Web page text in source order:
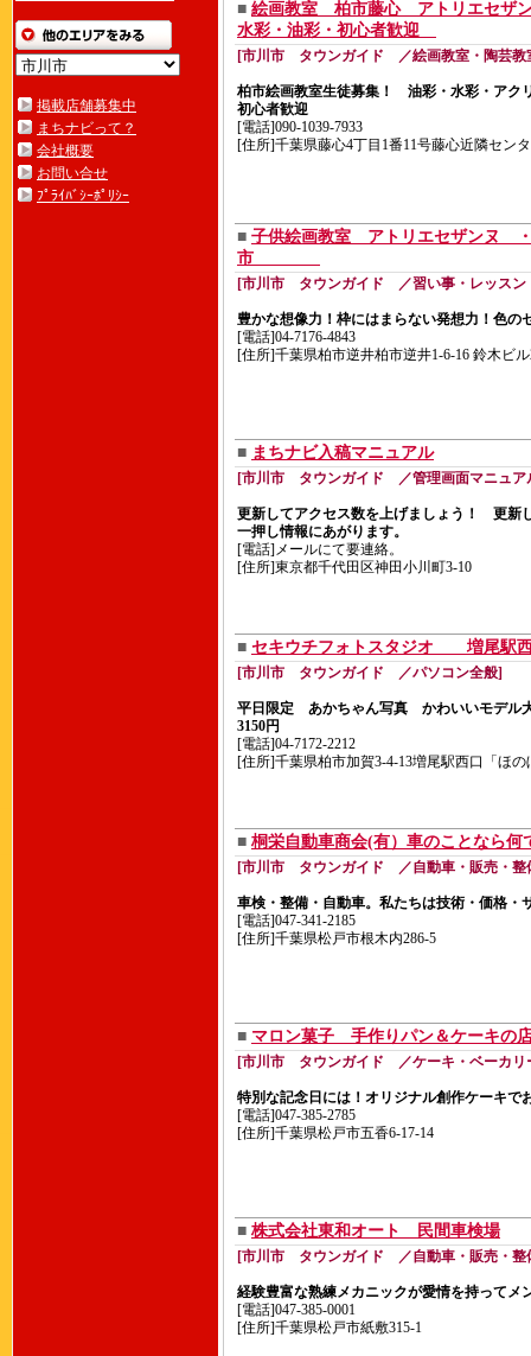
掲載店舗募集中
まちナビって？
会社概要
お問い合せ
ﾌﾟﾗｲﾊﾞｼｰﾎﾟﾘｼｰ
■ 絵画教室 柏市藤心 アトリエセ
水彩・油彩・初心者歓迎
[市川市 タウンガイド ／絵画教室・陶芸教
柏市絵画教室生徒募集！ 油彩・水彩・アク
初心者歓迎
[電話]090-1039-7933
[住所]千葉県藤心4丁目1番11号藤心近隣セン
■ 子供絵画教室 アトリエセザンヌ
市
[市川市 タウンガイド ／習い事・レッスン
豊かな想像力！枠にはまらない発想力！色の
[電話]04-7176-4843
[住所]千葉県柏市逆井柏市逆井1-6-16 鈴木ビ
■ まちナビ入稿マニュアル
[市川市 タウンガイド ／管理画面マニュア
更新してアクセス数を上げましょう！ 更新
一押し情報にあがります。
[電話]メールにて要連絡。
[住所]東京都千代田区神田小川町3-10
■ セキウチフォトスタジオ 増尾駅西
[市川市 タウンガイド ／パソコン全般]
平日限定 あかちゃん写真 かわいいモデル
3150円
[電話]04-7172-2212
[住所]千葉県柏市加賀3-4-13増尾駅西口「ほ
■ 桐栄自動車商会(有）車のことなら何
[市川市 タウンガイド ／自動車・販売・整
車検・整備・自動車。私たちは技術・価格・
[電話]047-341-2185
[住所]千葉県松戸市根木内286-5
■ マロン菓子 手作りパン＆ケ
[市川市 タウンガイド ／ケーキ・ベーカリ
特別な記念日には！オリジナル創作ケーキで
[電話]047-385-2785
[住所]千葉県松戸市五香6-17-14
■ 株式会社東和オート 民間車検場
[市川市 タウンガイド ／自動車・販売・整
経験豊富な熟練メカニックが愛情を持ってメ
[電話]047-385-0001
[住所]千葉県松戸市紙敷315-1